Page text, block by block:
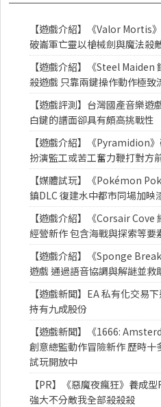
【遊戲介紹】《Valor Mortis
破崙軍亡靈以槍械劍與魔法殺
【遊戲介紹】《Steel
殺遊戲 只靠兩鍵操作動作極致
【遊戲評測】台灣國產音樂
白鍵的譜面卻具有頗高挑戰性
【遊戲介紹】《Pyramidion
扮演監工或苦工奮力鞭打對方
【媒體試玩】《Pokémon
鎮DLC 復建水中都市同場加映
【遊戲介紹】《Corsair
經營新作 包含海戰與探索等要
【遊戲介紹】《Sponge
遊戲 通過語音協調與解謎並救
【遊戲新聞】EA 私有化交易
持有九成股份
【遊戲新聞】《1666:
創意總監動作冒險新作 歷時十
試玩開放中
【PR】《惡魔夜瘋狂》養成
強大不分敵我全部殺殺殺